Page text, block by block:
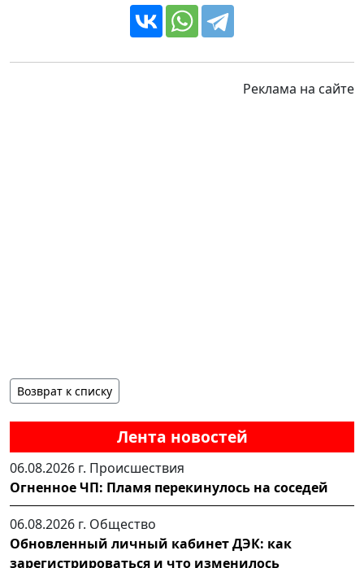
Лента новостей
06.08.2026 г. Происшествия
Огненное ЧП: Пламя перекинулось на соседей
06.08.2026 г. Общество
Обновленный личный кабинет ДЭК: как
зарегистрироваться и что изменилось
Реклама на сайте
Возврат к списку